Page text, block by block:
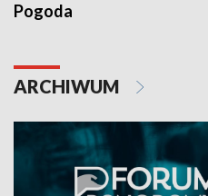
Pogoda
ARCHIWUM